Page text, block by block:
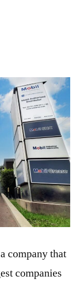
company that
companies